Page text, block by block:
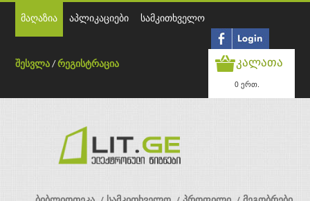
მაღაზია აპლიკაციები სამკითხველო
შესვლა /რეგისტრაცია კალათა
0 ერთ.